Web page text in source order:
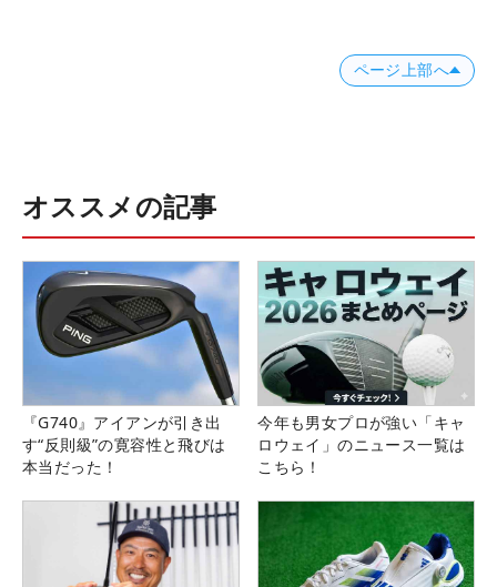
ページ上部へ
オススメの記事
『G740』アイアンが引き出
す“反則級”の寛容性と飛びは
本当だった！
今年も男女プロが強い「キャ
ロウェイ」のニュース一覧は
こちら！